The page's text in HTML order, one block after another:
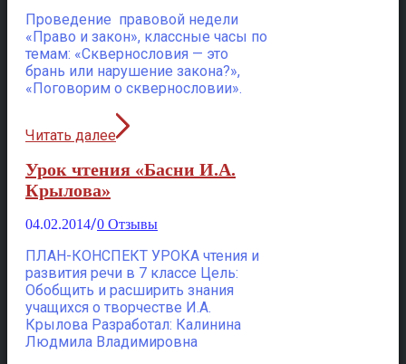
Проведение правовой недели
«Право и закон», классные часы по
темам: «Сквернословия — это
брань или нарушение закона?»,
«Поговорим о сквернословии».
Читать далее
Урок чтения «Басни И.А.
Крылова»
04.02.2014/0 Отзывы
ПЛАН-КОНСПЕКТ УРОКА чтения и
развития речи в 7 классе Цель:
Обобщить и расширить знания
учащихся о творчестве И.А.
Крылова Разработал: Калинина
Людмила Владимировна